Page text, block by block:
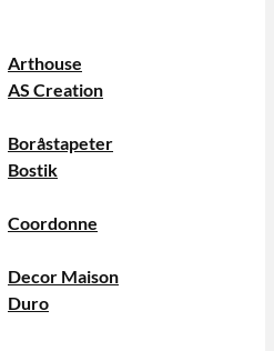
Arthouse
AS Creation
Boråstapeter
Bostik
Coordonne
Decor Maison
Duro